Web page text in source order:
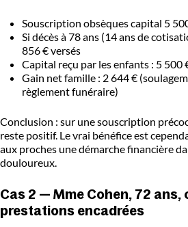
Souscription obsèques capital 5
Si décès à 78 ans (14 ans de
856 € versés
Capital reçu par les enfants : 5 500
Gain net famille : 2 644 €
règlement funéraire)
Conclusion : sur une souscription
reste positif. Le vrai bénéfice est
aux proches une démarche financière
douloureux.
Cas 2 — Mme Cohen, 72
prestations encadrées